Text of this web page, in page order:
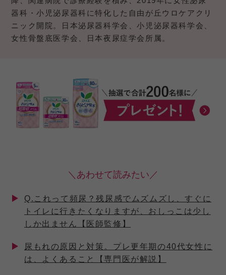
器科・小児泌尿器科に特化した自由が丘ウロケアクリ
ニック開院。日本泌尿器科学会、小児泌尿器科学会、
女性骨盤底医学会、日本夜尿症学会所属。
＼あわせて読みたい／
Q.これって頻尿？残尿感でムズムズし、すぐに
トイレに行きたくなりますが、おしっこは少し
しか出ません【医師監修】
尿もれの原因と対策。プレ更年期の40代女性に
は、よくあること【専門医が解説】